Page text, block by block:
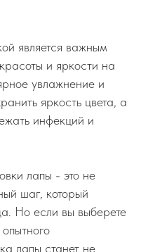
является важным
и яркости на
увлажнение и
яркость цвета, а
инфекций и
лапы - это не
шаг, который
Но если вы выберете
лапы станет не